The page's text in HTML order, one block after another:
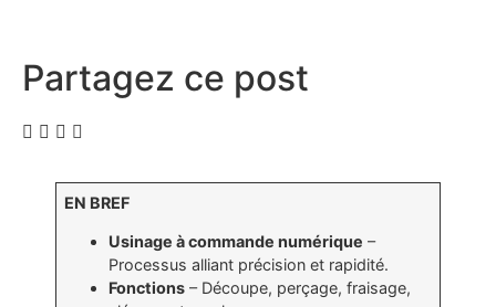
Partagez ce post
EN BREF
Usinage à commande numérique –
Processus alliant précision et rapidité.
Fonctions – Découpe, perçage, fraisage,